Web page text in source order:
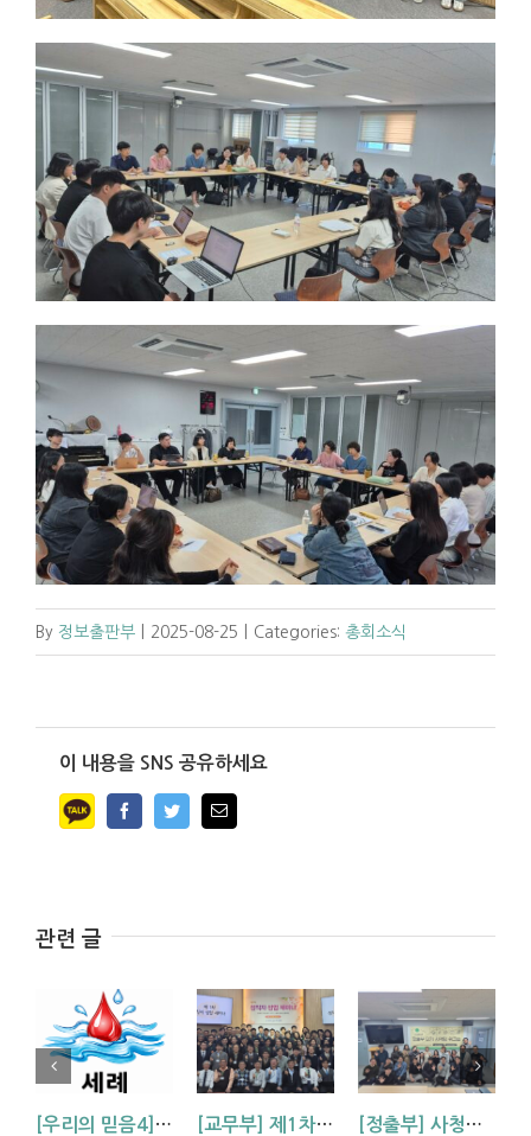
By 정보출판부 2025-08-25 Categories: 총회소식
이 내용을 SNS 공유하세요
FacebookTwitterEmail
관련 글
[우리의 믿음4] 세례에 관한 믿음 [교무부] 제1차 성직자 성업세미나 [정출부] 사청부 단기 사역팀 워크숍